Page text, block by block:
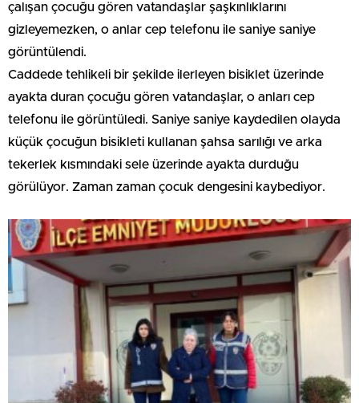
çalışan çocuğu gören vatandaşlar şaşkınlıklarını
gizleyemezken, o anlar cep telefonu ile saniye saniye
görüntülendi.
Caddede tehlikeli bir şekilde ilerleyen bisiklet üzerinde
ayakta duran çocuğu gören vatandaşlar, o anları cep
telefonu ile görüntüledi. Saniye saniye kaydedilen olayda
küçük çocuğun bisikleti kullanan şahsa sarılığı ve arka
tekerlek kısmındaki sele üzerinde ayakta durduğu
görülüyor. Zaman zaman çocuk dengesini kaybediyor.